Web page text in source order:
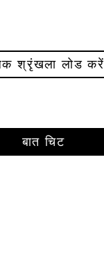
श्रृंखला लोड करें
बात चिट